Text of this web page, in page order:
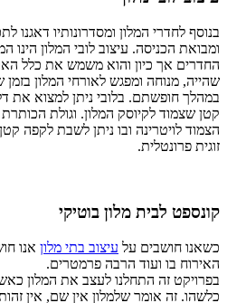
בנוסף לחדרי המלון ומסדרונותיו דאגנו
ומבואת הכניסה. עיצוב לובי המלון הינו
החדרים אך כיון והוא משמש את כלל
שהייה, מנוחה ומפגש לאורחי המלון
במהלך חופשתם. בלובי ניתן למצוא את
קטן שצמוד לקיוסק המלון. וגולת
הצמוד לויטרינה ובו ניתן לשבת לקפה
זוגית פרונטלית.
קונספט לבית מלון בוטיקי
כשאנו חושבים על עיצוב בתי מלון אנו
האירוח בו ועוד הרבה פרמטרים.
בפרויקט זה התחלנו לעצב את המלון